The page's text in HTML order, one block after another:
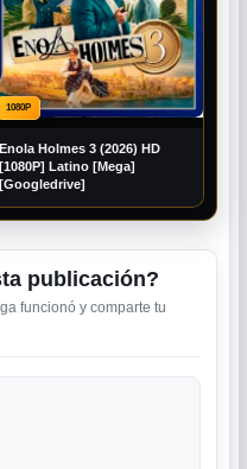
1080P
Enola Holmes 3 (2026) HD
[1080P] Latino [Mega]
[Googledrive]
publicación?
funcionó y comparte tu